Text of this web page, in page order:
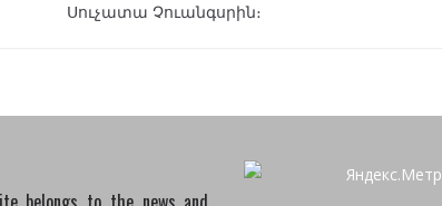
Սուչատա Չուանգսրին։